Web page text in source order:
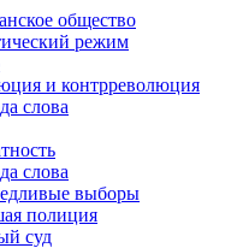
общество
режим
и контрреволюция
слова
слова
выборы
полиция
суд